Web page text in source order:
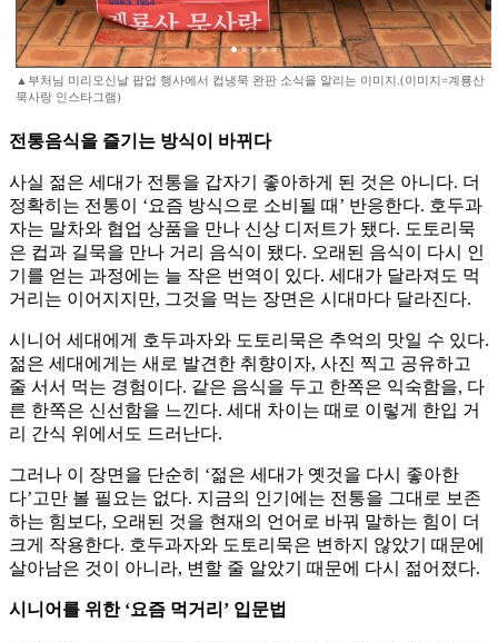
▲부처님 미리오신날 팝업 행사에서 컵냉묵 완판 소식을 알리는 이미지.(이미지=계룡산
묵사랑 인스타그램)
전통음식을 즐기는 방식이 바뀌다
사실 젊은 세대가 전통을 갑자기 좋아하게 된 것은 아니다. 더
정확히는 전통이 ‘요즘 방식으로 소비될 때’ 반응한다. 호두과
자는 말차와 협업 상품을 만나 신상 디저트가 됐다. 도토리묵
은 컵과 길묵을 만나 거리 음식이 됐다. 오래된 음식이 다시 인
기를 얻는 과정에는 늘 작은 번역이 있다. 세대가 달라져도 먹
거리는 이어지지만, 그것을 먹는 장면은 시대마다 달라진다.
시니어 세대에게 호두과자와 도토리묵은 추억의 맛일 수 있다.
젊은 세대에게는 새로 발견한 취향이자, 사진 찍고 공유하고
줄 서서 먹는 경험이다. 같은 음식을 두고 한쪽은 익숙함을, 다
른 한쪽은 신선함을 느낀다. 세대 차이는 때로 이렇게 한입 거
리 간식 위에서도 드러난다.
그러나 이 장면을 단순히 ‘젊은 세대가 옛것을 다시 좋아한
다’고만 볼 필요는 없다. 지금의 인기에는 전통을 그대로 보존
하는 힘보다, 오래된 것을 현재의 언어로 바꿔 말하는 힘이 더
크게 작용한다. 호두과자와 도토리묵은 변하지 않았기 때문에
살아남은 것이 아니라, 변할 줄 알았기 때문에 다시 젊어졌다.
시니어를 위한 ‘요즘 먹거리’ 입문법